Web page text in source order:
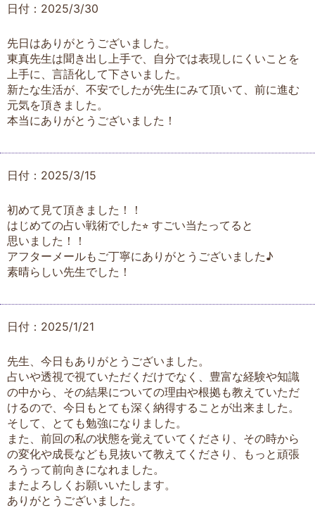
日付：2025/3/30
先日はありがとうございました。
東真先生は聞き出し上手で、自分では表現しにくいことを
上手に、言語化して下さいました。
新たな生活が、不安でしたが先生にみて頂いて、前に進む
元気を頂きました。
本当にありがとうございました！
日付：2025/3/15
初めて見て頂きました！！
はじめての占い戦術でした⭐︎ すごい当たってると
思いました！！
アフターメールもご丁寧にありがとうございました♪
素晴らしい先生でした！
日付：2025/1/21
先生、今日もありがとうございました。
占いや透視で視ていただくだけでなく、豊富な経験や知識
の中から、その結果についての理由や根拠も教えていただ
けるので、今日もとても深く納得することが出来ました。
そして、とても勉強になりました。
また、前回の私の状態を覚えていてくださり、その時から
の変化や成長なども見抜いて教えてくださり、もっと頑張
ろうって前向きになれました。
またよろしくお願いいたします。
ありがとうございました。